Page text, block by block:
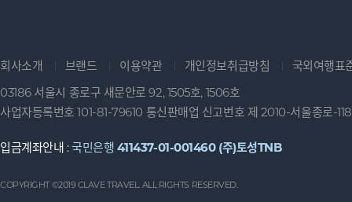
회사소개 브랜드 이용약관 개인정보취급방침
국외여행표
03186 서울시 종로구 새문안로 92, 1505호, 1506호
사업자등록번호 101-81-79610 통신판매업 신고번호 제 2010-서울종로-
입금계좌안내 :국민은행 411437-01-001460 (주)토성TNB
COPYRIGHT ©2019 CLAVE TRAVEL. ALL RIGHTS RESERVED.